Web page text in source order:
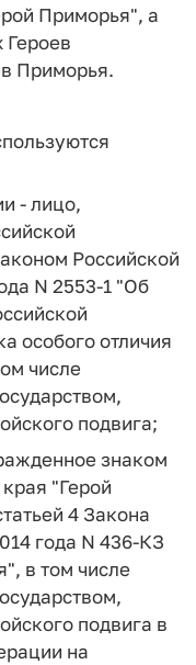
Приморья", а
Приморья.
- лицо,
Российской
N 2553-1 "Об
особого отличия
числе
подвига;
знаком
"Герой
4 Закона
года N 436-КЗ
в том числе
подвига в
на